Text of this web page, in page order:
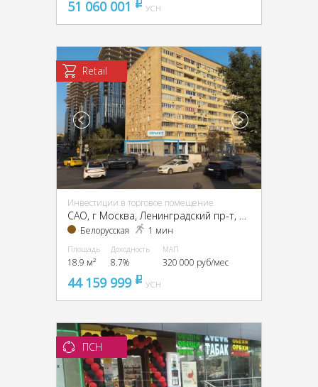
51 060 001 pуб
УСН
Retail
Инвестиции в торговое помещение
CАО, г Москва, Ленинградский пр-т, 4/2
Белорусская 1 мин
Площадь
18.9 м²
Доходность
8.7%
МАП
320 000 руб/мес
44 159 999 pуб
УСН
ПСН